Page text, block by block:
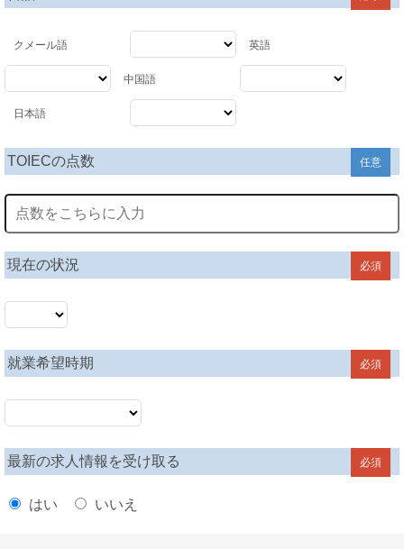
クメール語 英語
中国語
日本語
TOIECの点数 任意
現在の状況 必須
就業希望時期 必須
最新の求人情報を受け取る 必須
はい いいえ